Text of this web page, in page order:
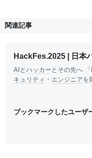
関連記事
HackFes.2025 | 日本
AI と ハッカー とその先へ
キュリティ ・ エンジニアを
ブックマークしたユーザ